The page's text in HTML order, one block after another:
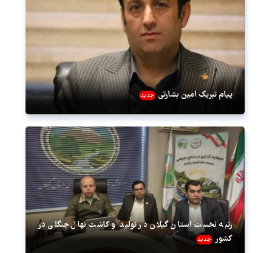
پیام تبریک امین بشارتی جدید
رتبه نخست استان گیلان در تولید و کاشت نهال جنگلی در
کشور جدید